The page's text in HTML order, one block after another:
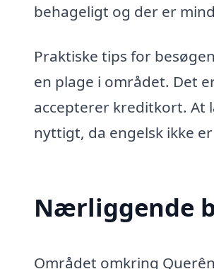
behageligt og der er
Praktiske tips for
en plage i området. Det
accepterer kreditkort.
nyttigt, da engelsk ikke
Nærliggende
Området omkring